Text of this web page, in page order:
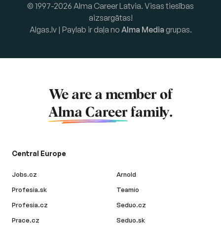
© 1997-2026 Alma Career Latvia. Visas tiesības
aizsargātas!
Algas.lv | Paylab ir daļa no Alma Media grupas.
We are a member of
Alma Career family.
Central Europe
Jobs.cz
Profesia.sk
Profesia.cz
Prace.cz
Arnold
Teamio
Seduo.cz
Seduo.sk